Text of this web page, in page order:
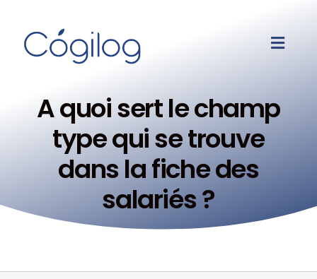
A quoi sert le champ
type qui se trouve
dans la fiche des
salariés ?